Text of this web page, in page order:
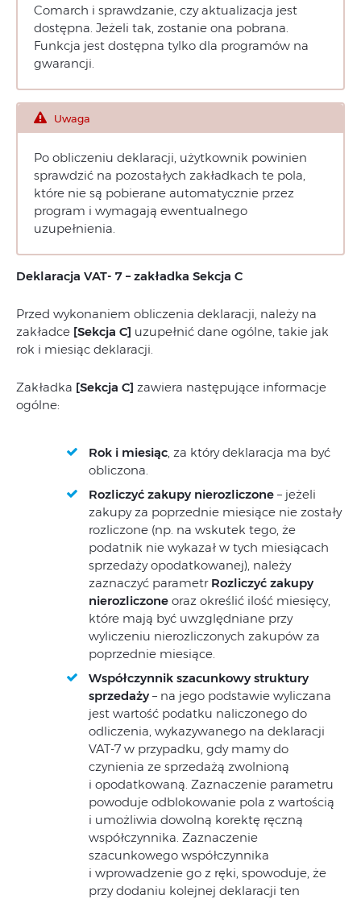
Comarch i sprawdzanie, czy aktualizacja jest
dostępna. Jeżeli tak, zostanie ona pobrana.
Funkcja jest dostępna tylko dla programów na
gwarancji.
Uwaga
Po obliczeniu deklaracji, użytkownik powinien
sprawdzić na pozostałych zakładkach te pola,
które nie są pobierane automatycznie przez
program i wymagają ewentualnego
uzupełnienia.
Deklaracja VAT- 7 – zakładka Sekcja C
Przed wykonaniem obliczenia deklaracji, należy na
zakładce [Sekcja C] uzupełnić dane ogólne, takie jak
rok i miesiąc deklaracji.
Zakładka [Sekcja C] zawiera następujące informacje
ogólne:
Rok i miesiąc , za który deklaracja ma być
obliczona.
Rozliczyć zakupy nierozliczone – jeżeli
zakupy za poprzednie miesiące nie zostały
rozliczone (np. na wskutek tego, że
podatnik nie wykazał w tych miesiącach
sprzedaży opodatkowanej), należy
zaznaczyć parametr Rozliczyć zakupy
nierozliczone oraz określić ilość miesięcy,
które mają być uwzględniane przy
wyliczeniu nierozliczonych zakupów za
poprzednie miesiące.
Współczynnik szacunkowy struktury
sprzedaży – na jego podstawie wyliczana
jest wartość podatku naliczonego do
odliczenia, wykazywanego na deklaracji
VAT-7 w przypadku, gdy mamy do
czynienia ze sprzedażą zwolnioną
i opodatkowaną. Zaznaczenie parametru
powoduje odblokowanie pola z wartością
i umożliwia dowolną korektę ręczną
współczynnika. Zaznaczenie
szacunkowego współczynnika
i wprowadzenie go z ręki, spowoduje, że
przy dodaniu kolejnej deklaracji ten